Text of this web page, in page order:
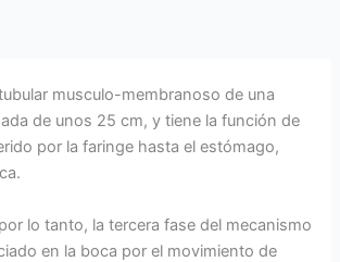
musculo-membranoso de una
de unos 25 cm, y tiene la función de
por la faringe hasta el estómago,
lo tanto, la tercera fase del mecanismo
en la boca por el movimiento de